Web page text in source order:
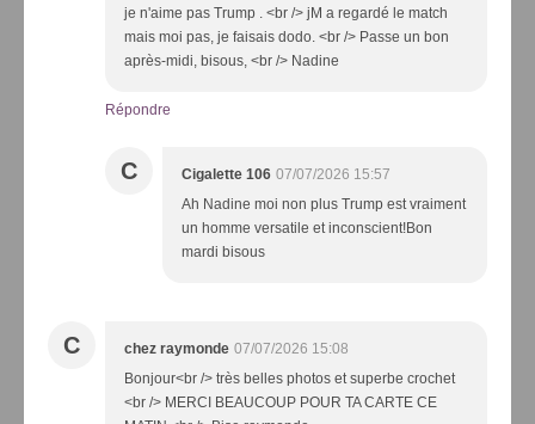
je n'aime pas Trump . <br /> jM a regardé le match
mais moi pas, je faisais dodo. <br /> Passe un bon
après-midi, bisous, <br /> Nadine
Répondre
C Cigalette 106 07/07/2026 15:57
Ah Nadine moi non plus Trump est vraiment
un homme versatile et inconscient!Bon
mardi bisous
C chez raymonde 07/07/2026 15:08
Bonjour<br /> très belles photos et superbe crochet
<br /> MERCI BEAUCOUP POUR TA CARTE CE